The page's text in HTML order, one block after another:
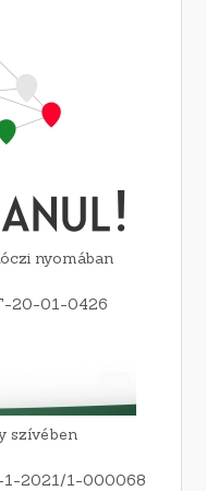
nyomában
20-01-0426
szívében
1-2021/1-000068